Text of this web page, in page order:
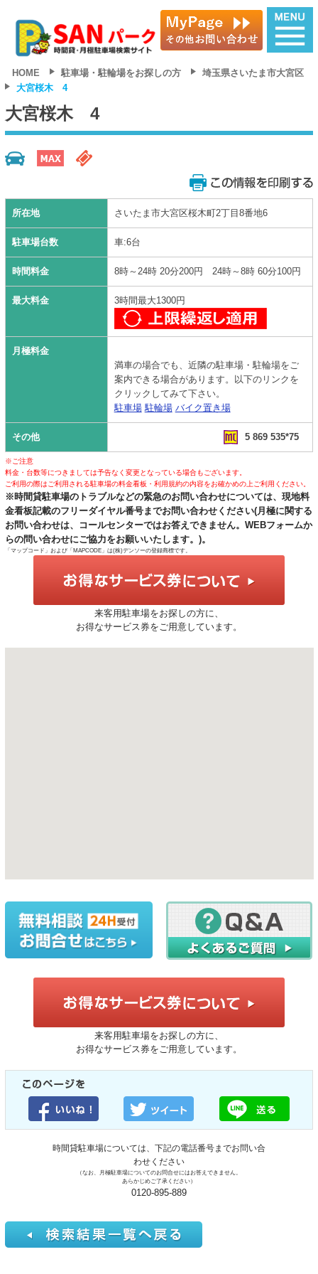
HOME 駐車場・駐輪場をお探しの方
埼玉県さいたま市大宮区
大宮桜木 4
大宮桜木 4
所在地 さいたま市大宮区桜木町2丁目8番地6
駐車場台数 車:6台
時間料金 8時～24時 20分200円 24時～8時 60分100円
最大料金 3時間最大1300円
月極料金
満車の場合でも、近隣の駐車場・駐輪場をご
案内できる場合があります。以下のリンクを
クリックしてみて下さい。
駐車場 駐輪場 バイク置き場
その他 5 869 535*75
※ご注意
料金・台数等につきましては予告なく変更となっている場合もございます。
ご利用の際はご利用される駐車場の料金看板・利用規約の内容をお確かめの上ご利用ください。
※時間貸駐車場のトラブルなどの緊急のお問い合わせについては、現地料
金看板記載のフリーダイヤル番号までお問い合わせください(月極に関する
お問い合わせは、コールセンターではお答えできません。WEBフォームか
らの問い合わせにご協力をお願いいたします。)。
「マップコード」および「MAPCODE」は(株)デンソーの登録商標です。
来客用駐車場をお探しの方に、
お得なサービス券をご用意しています。
来客用駐車場をお探しの方に、
お得なサービス券をご用意しています。
時間貸駐車場については、下記の電話番号までお問い合
わせください
（なお、月極駐車場についてのお問合せにはお答えできません。
あらかじめご了承ください）
0120-895-889